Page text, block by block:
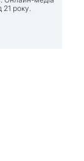
21 року.